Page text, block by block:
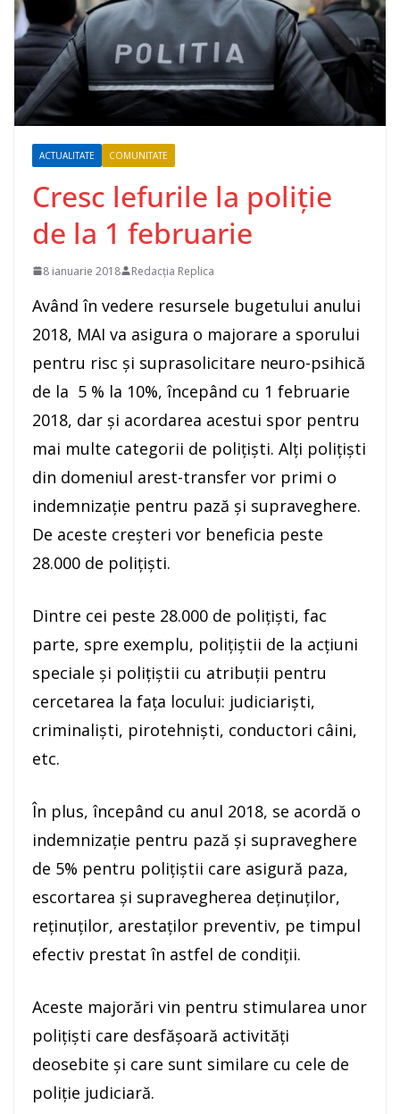
ACTUALITATE COMUNITATE
Cresc lefurile la poliție
de la 1 februarie
8 ianuarie 2018 Redacția Replica
Având în vedere resursele bugetului anului
2018, MAI va asigura o majorare a sporului
pentru risc şi suprasolicitare neuro-psihică
de la 5 % la 10%, începând cu 1 februarie
2018, dar și acordarea acestui spor pentru
mai multe categorii de polițiști. Alți polițiști
din domeniul arest-transfer vor primi o
indemnizație pentru pază și supraveghere.
De aceste creșteri vor beneficia peste
28.000 de polițiști.
Dintre cei peste 28.000 de polițiști, fac
parte, spre exemplu, polițiștii de la acțiuni
speciale şi poliţiştii cu atribuţii pentru
cercetarea la fața locului: judiciariști,
criminaliști, pirotehniști, conductori câini,
etc.
În plus, începând cu anul 2018, se acordă o
indemnizaţie pentru pază şi supraveghere
de 5% pentru poliţiştii care asigură paza,
escortarea şi supravegherea deţinuţilor,
reţinuţilor, arestaţilor preventiv, pe timpul
efectiv prestat în astfel de condiţii.
Aceste majorări vin pentru stimularea unor
polițiști care desfășoară activități
deosebite și care sunt similare cu cele de
poliție judiciară.